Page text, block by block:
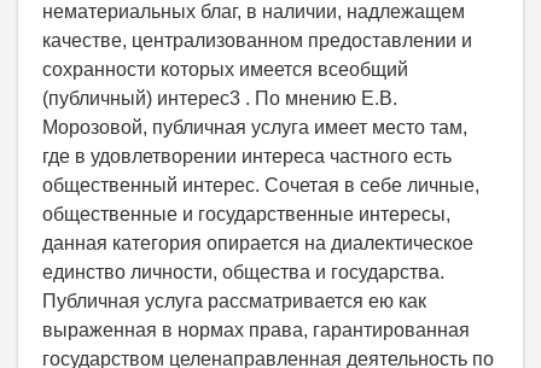
нематериальных благ, в наличии, надлежащем
качестве, централизованном предоставлении и
сохранности которых имеется всеобщий
(публичный) интерес3 . По мнению Е.В.
Морозовой, публичная услуга имеет место там,
где в удовлетворении интереса частного есть
общественный интерес. Сочетая в себе личные,
общественные и государственные интересы,
данная категория опирается на диалектическое
единство личности, общества и государства.
Публичная услуга рассматривается ею как
выраженная в нормах права, гарантированная
государством целенаправленная деятельность по